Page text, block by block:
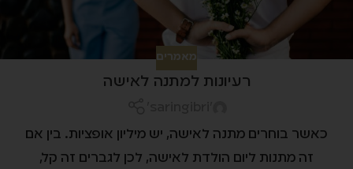
מאמרים
רעיונות למתנה לאישה
כאשר בוחרים מתנה לאישה, יש מיליון אופציות. בין אם
זה מתנות ליום הולדת לאישה, לכן לגברים זה קל,